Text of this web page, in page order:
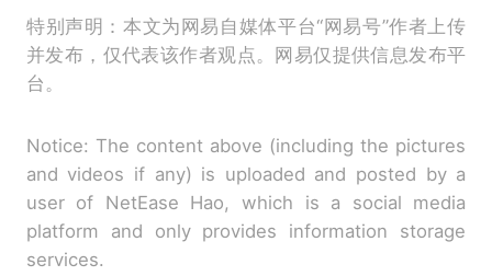
特别声明：本文为网易自媒体平台“网易号”作者上传
并发布，仅代表该作者观点。网易仅提供信息发布平
台。
Notice: The content above (including the pictures
and videos if any) is uploaded and posted by a
user of NetEase Hao, which is a social media
platform and only provides information storage
services.